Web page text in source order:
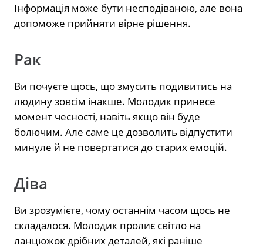
Інформація може бути несподіваною, але вона
допоможе прийняти вірне рішення.
Рак
Ви почуєте щось, що змусить подивитись на
людину зовсім інакше. Молодик принесе
момент чесності, навіть якщо він буде
болючим. Але саме це дозволить відпустити
минуле й не повертатися до старих емоцій.
Діва
Ви зрозумієте, чому останнім часом щось не
складалося. Молодик пролиє світло на
ланцюжок дрібних деталей, які раніше